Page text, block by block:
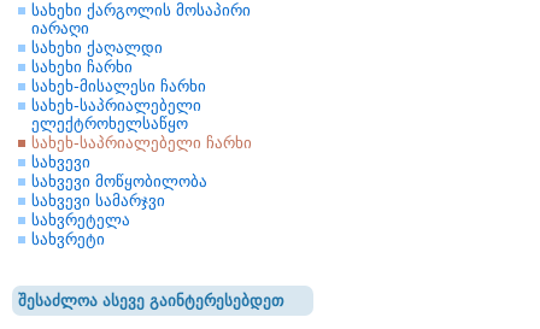
სახეხი ქარგოლის მოსაპირი
იარაღი
სახეხი ქაღალდი
სახეხი ჩარხი
სახეხ-მისალესი ჩარხი
სახეხ-საპრიალებელი
ელექტროხელსაწყო
სახეხ-საპრიალებელი ჩარხი
სახვევი
სახვევი მოწყობილობა
სახვევი სამარჯვი
სახვრეტელა
სახვრეტი
შესაძლოა ასევე გაინტერესებდეთ